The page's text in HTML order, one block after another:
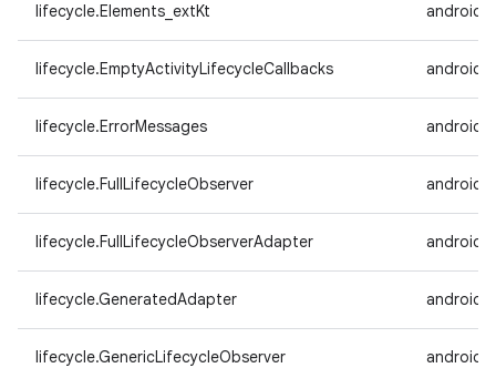
lifecycle.Elements_extKt
lifecycle.EmptyActivityLifecycleCallbacks
lifecycle.ErrorMessages
lifecycle.FullLifecycleObserver
lifecycle.FullLifecycleObserverAdapter
lifecycle.GeneratedAdapter
lifecycle.GenericLifecycleObserver